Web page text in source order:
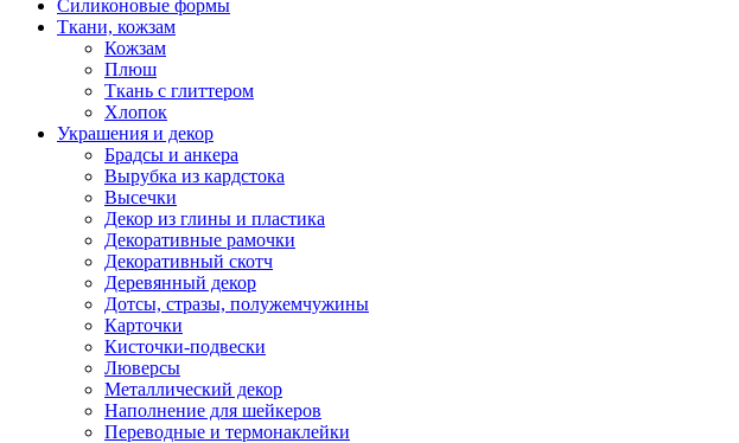
Силиконовые формы
Ткани, кожзам
Кожзам
Плюш
Ткань с глиттером
Хлопок
Украшения и декор
Брадсы и анкера
Вырубка из кардстока
Высечки
Декор из глины и пластика
Декоративные рамочки
Декоративный скотч
Деревянный декор
Дотсы, стразы, полужемчужины
Карточки
Кисточки-подвески
Люверсы
Металлический декор
Наполнение для шейкеров
Переводные и термонаклейки